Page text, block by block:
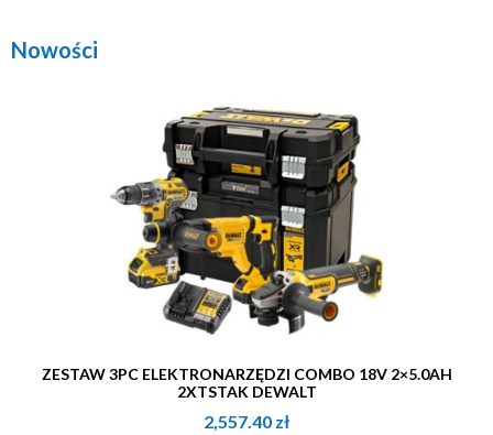
Nowości
ZESTAW 3PC ELEKTRONARZĘDZI COMBO 18V 2×5.0AH
2XTSTAK DEWALT
2,557.40 zł